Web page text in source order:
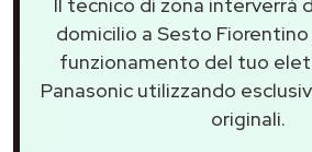
Il tecnico di zona interverrà
domicilio a Sesto
funzionamento del tuo
Panasonic utilizzando
originali.